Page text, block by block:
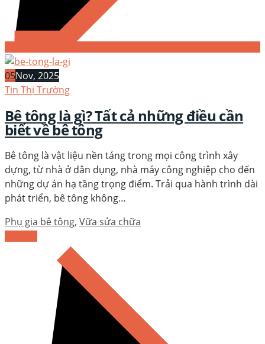
05Nov, 2025
Tin Thị Trường
Bê tông là gì? Tất cả những điều cần
biết về bê tông
Bê tông là vật liệu nền tảng trong mọi công trình xây
dựng, từ nhà ở dân dụng, nhà máy công nghiệp cho đến
những dự án hạ tầng trọng điểm. Trải qua hành trình dài
phát triển, bê tông không…
Phụ gia bê tông, Vữa sửa chữa